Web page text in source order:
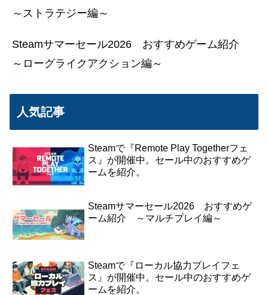
～ストラテジー編～
Steamサマーセール2026 おすすめゲーム紹介
～ローグライクアクション編～
人気記事
Steamで『Remote Play Togetherフェ
ス』が開催中。セール中のおすすめゲ
ームを紹介。
Steamサマーセール2026 おすすめゲ
ーム紹介 ～マルチプレイ編～
Steamで『ローカル協力プレイフェ
ス』が開催中。セール中のおすすめゲ
ームを紹介。